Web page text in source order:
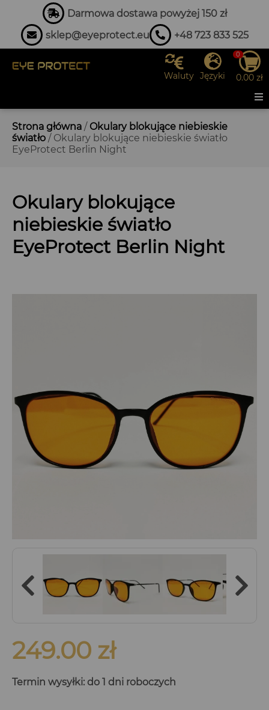
Darmowa dostawa powyżej 150 zł
sklep@eyeprotect.eu
+48 723 833 525
Waluty Języki
0
0.00 zł
Strona główna / Okulary blokujące niebieskie
światło / Okulary blokujące niebieskie światło
EyeProtect Berlin Night
Okulary blokujące
niebieskie światło
EyeProtect Berlin Night
249.00 zł
Termin wysyłki: do 1 dni roboczych